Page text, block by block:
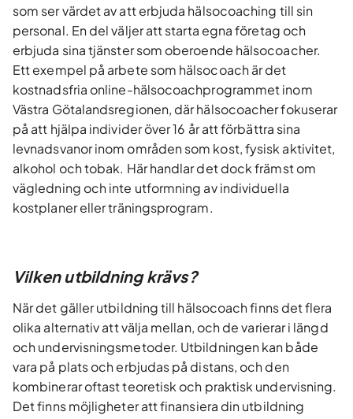
som ser värdet av att erbjuda hälsocoaching till sin
personal. En del väljer att starta egna företag och
erbjuda sina tjänster som oberoende hälsocoacher.
Ett exempel på arbete som hälsocoach är det
kostnadsfria online-hälsocoachprogrammet inom
Västra Götalandsregionen, där hälsocoacher fokuserar
på att hjälpa individer över 16 år att förbättra sina
levnadsvanor inom områden som kost, fysisk aktivitet,
alkohol och tobak. Här handlar det dock främst om
vägledning och inte utformning av individuella
kostplaner eller träningsprogram.
Vilken utbildning krävs?
När det gäller utbildning till hälsocoach finns det flera
olika alternativ att välja mellan, och de varierar i längd
och undervisningsmetoder. Utbildningen kan både
vara på plats och erbjudas på distans, och den
kombinerar oftast teoretisk och praktisk undervisning.
Det finns möjligheter att finansiera din utbildning